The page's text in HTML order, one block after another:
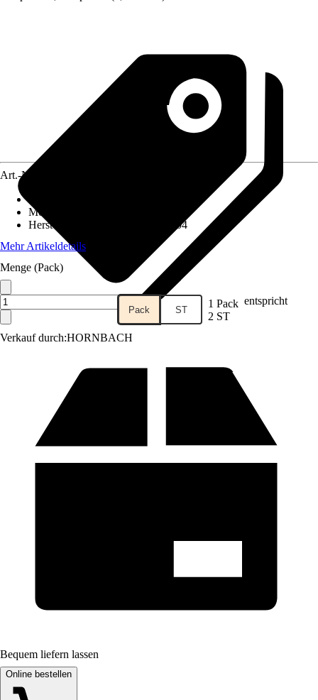
Verkauf durch:HORNBACH
Art.-Nr.
Montageart
Herstellerartikelnummer
13900304
Mehr Artikeldetails
Menge (Pack)
Pack ST 1 Pack entspricht
2 ST
Bequem liefern lassen
Online bestellen